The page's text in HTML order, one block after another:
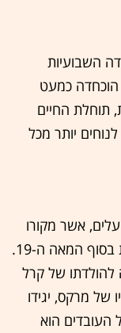
השבועיות
ילדים הוכחדה כמעט
תוחלת החיים
יותר מכל
אשר מקורו
בהפגנות פועלים בקנדה ובארצות-הברית בסוף המאה ה-19.
בכלי התקשורת 200 שנה להולדתו של קרל
של מרקס, יגידו
העובדים הוא